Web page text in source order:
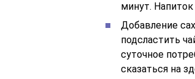
минут.
Добавление
подсластить
суточное
сказаться на